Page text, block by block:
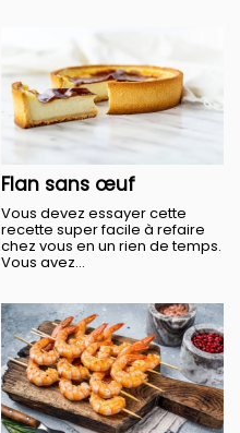
Flan sans œuf
Vous devez essayer cette
recette super facile à refaire
chez vous en un rien de temps.
Vous avez...